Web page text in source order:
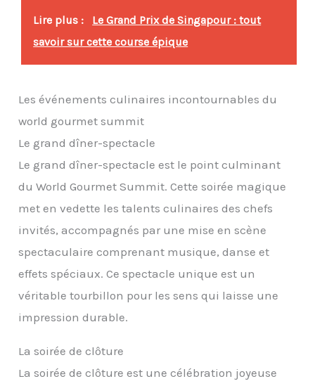
Lire plus :
Le Grand Prix de Singapour : tout
savoir sur cette course épique
Les événements culinaires incontournables du
world gourmet summit
Le grand dîner-spectacle
Le grand dîner-spectacle est le point culminant
du World Gourmet Summit. Cette soirée magique
met en vedette les talents culinaires des chefs
invités, accompagnés par une mise en scène
spectaculaire comprenant musique, danse et
effets spéciaux. Ce spectacle unique est un
véritable tourbillon pour les sens qui laisse une
impression durable.
La soirée de clôture
La soirée de clôture est une célébration joyeuse